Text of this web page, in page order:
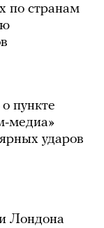
по странам
пункте
медиа»
ударов
Лондона